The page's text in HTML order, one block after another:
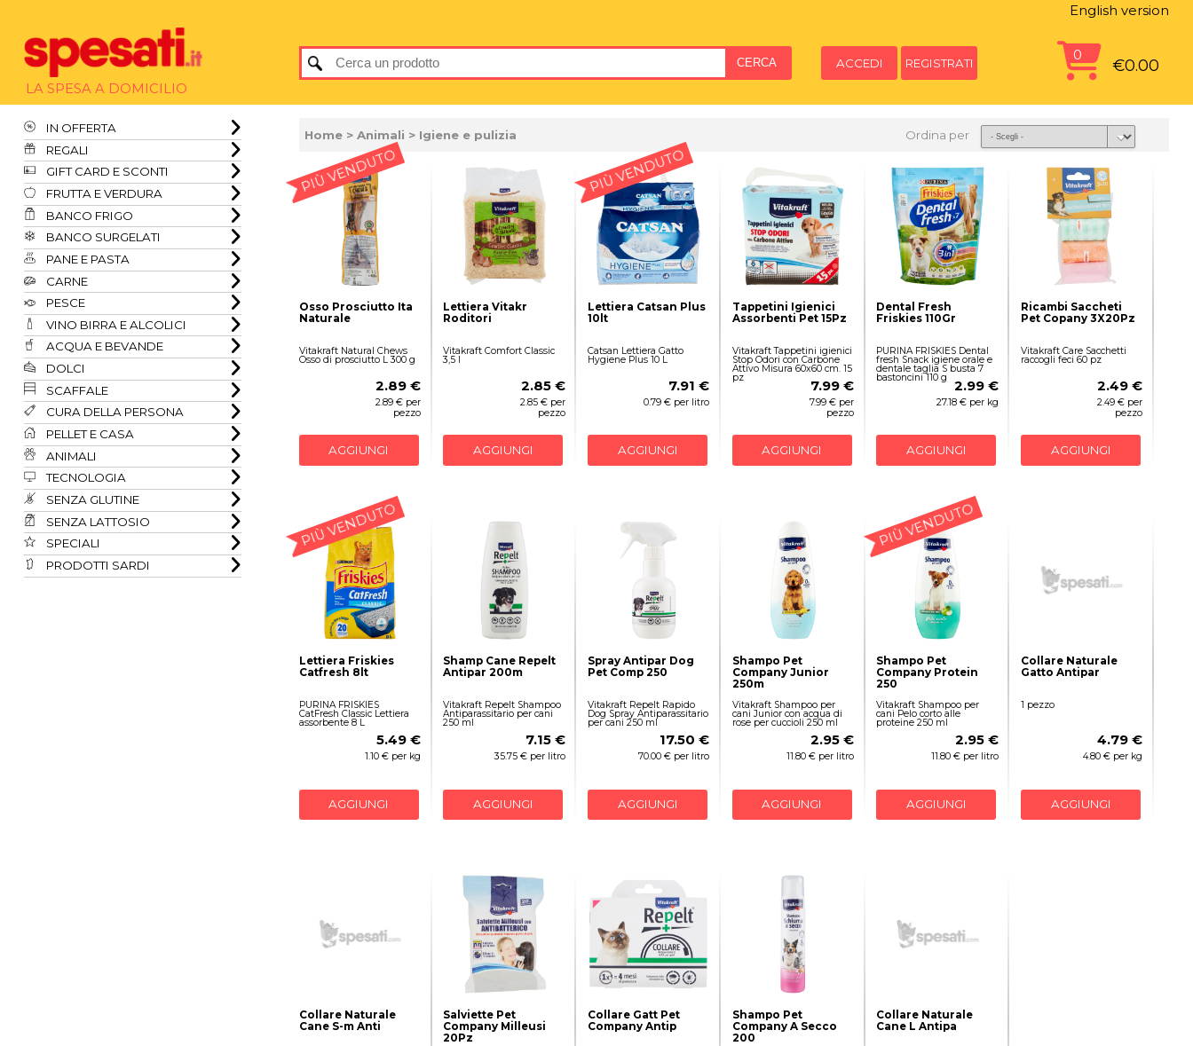
LA SPESA A DOMICILIO
English version
ACCEDI REGISTRATI
0
€0.00
IN OFFERTA
REGALI
GIFT CARD E SCONTI
FRUTTA E VERDURA
BANCO FRIGO
BANCO SURGELATI
PANE E PASTA
CARNE
PESCE
VINO BIRRA E ALCOLICI
ACQUA E BEVANDE
DOLCI
SCAFFALE
CURA DELLA PERSONA
PELLET E CASA
ANIMALI
TECNOLOGIA
SENZA GLUTINE
SENZA LATTOSIO
SPECIALI
PRODOTTI SARDI
Home >Animali > Igiene e pulizia Ordina per
PIÙ VENDUTO
Osso Prosciutto Ita
Naturale
Vitakraft Natural Chews
Osso di prosciutto L 300 g
2.89 €
2.89 € per
pezzo
AGGIUNGI
Lettiera Vitakr
Roditori
Vitakraft Comfort Classic
3,5 l
2.85 €
2.85 € per
pezzo
AGGIUNGI
PIÙ VENDUTO
Lettiera Catsan Plus
10lt
Catsan Lettiera Gatto
Hygiene Plus 10 L
7.91 €
0.79 € per litro
AGGIUNGI
Tappetini Igienici
Assorbenti Pet 15Pz
Vitakraft Tappetini igienici
Stop Odori con Carbone
Attivo Misura 60x60 cm. 15
pz
7.99 €
7.99 € per
pezzo
AGGIUNGI
Dental Fresh
Friskies 110Gr
PURINA FRISKIES Dental
fresh Snack igiene orale e
dentale taglia S busta 7
bastoncini 110 g
2.99 €
27.18 € per kg
AGGIUNGI
Ricambi Saccheti
Pet Copany 3X20Pz
Vitakraft Care Sacchetti
raccogli feci 60 pz
2.49 €
2.49 € per
pezzo
AGGIUNGI
PIÙ VENDUTO
Lettiera Friskies
Catfresh 8lt
PURINA FRISKIES
CatFresh Classic Lettiera
assorbente 8 L
5.49 €
1.10 € per kg
AGGIUNGI
Shamp Cane Repelt
Antipar 200m
Vitakraft Repelt Shampoo
Antiparassitario per cani
250 ml
7.15 €
35.75 € per litro
AGGIUNGI
Spray Antipar Dog
Pet Comp 250
Vitakraft Repelt Rapido
Dog Spray Antiparassitario
per cani 250 ml
17.50 €
70.00 € per litro
AGGIUNGI
Shampo Pet
Company Junior
250m
Vitakraft Shampoo per
cani Junior con acqua di
rose per cuccioli 250 ml
2.95 €
11.80 € per litro
AGGIUNGI
PIÙ VENDUTO
Shampo Pet
Company Protein
250
Vitakraft Shampoo per
cani Pelo corto alle
proteine 250 ml
2.95 €
11.80 € per litro
AGGIUNGI
Collare Naturale
Gatto Antipar
1 pezzo
4.79 €
4.80 € per kg
AGGIUNGI
Collare Naturale
Cane S-m Anti
Salviette Pet
Company Milleusi
20Pz
Collare Gatt Pet
Company Antip
Shampo Pet
Company A Secco
200
Collare Naturale
Cane L Antipa